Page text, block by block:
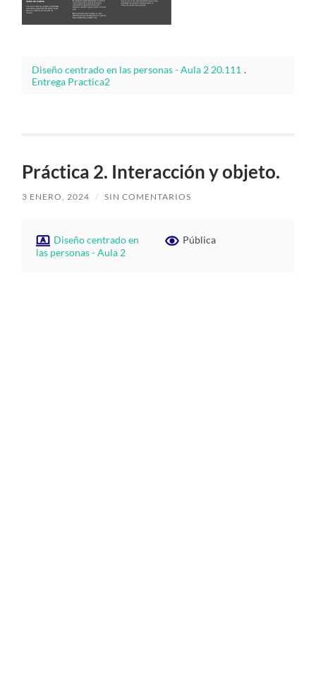
Diseño centrado en las personas - Aula 2 20.111 .
Entrega Practica2
Práctica 2. Interacción y objeto.
3 ENERO, 2024 / SIN COMENTARIOS
Diseño centrado en
las personas - Aula 2
Pública